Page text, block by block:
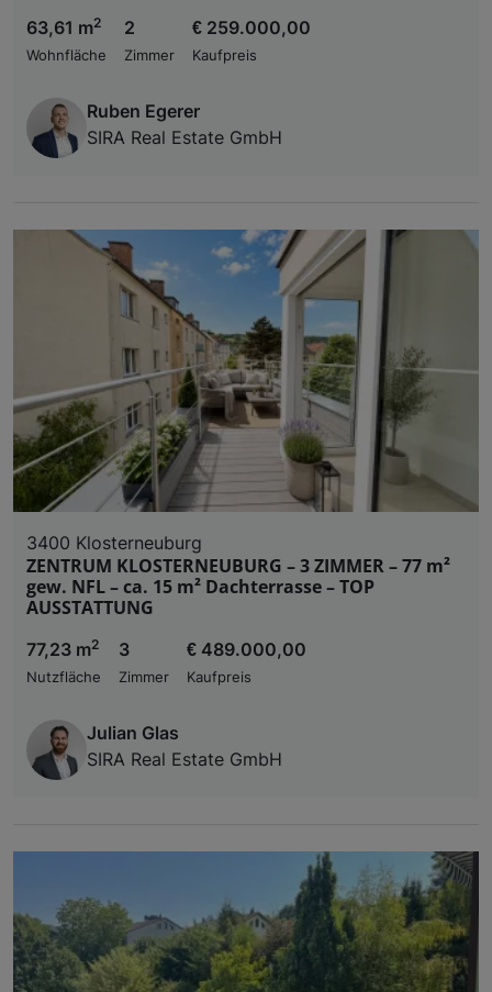
63,61 m2
Wohnfläche
2
Zimmer
€ 259.000,00
Kaufpreis
Ruben Egerer
SIRA Real Estate GmbH
3400 Klosterneuburg
ZENTRUM KLOSTERNEUBURG – 3 ZIMMER – 77 m²
gew. NFL – ca. 15 m² Dachterrasse – TOP
AUSSTATTUNG
77,23 m2
Nutzfläche
3
Zimmer
€ 489.000,00
Kaufpreis
Julian Glas
SIRA Real Estate GmbH